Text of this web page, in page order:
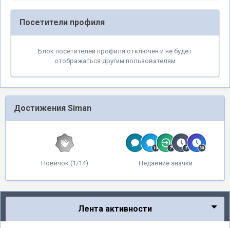
Посетители профиля
Блок посетителей профиля отключен и не будет
отображаться другим пользователям
Достижения Siman
Новичок (1/14) Недавние значки
Лента активности